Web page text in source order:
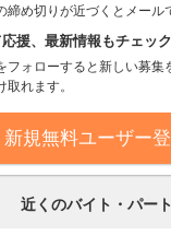
締め切りが近づくとメール
援、最新情報もチェック
フォローすると新しい募集
取れます。
新規無料ユーザー
近くのバイト・パート